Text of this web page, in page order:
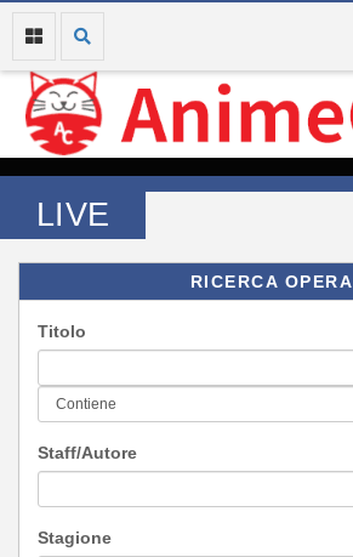
LIVE
RICERCA OPERA
Titolo
Staff/Autore
Stagione